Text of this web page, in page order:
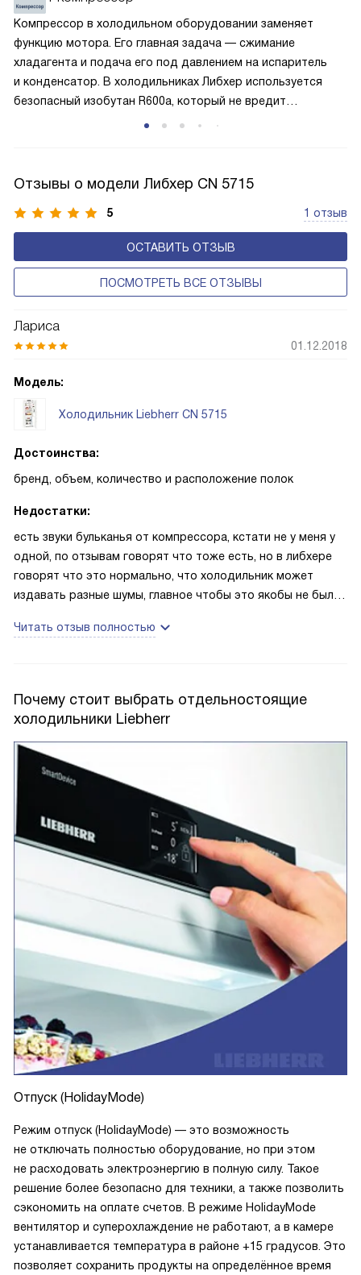
устанавливается температура в районе +15 градусов. Это
позволяет сохранить продукты на определённое время
и избежать появление неприятных запахов.
Компрессор в холодильном оборудовании заменяет
функцию мотора. Его главная задача — сжимание
хладагента и подача его под давлением на испаритель
и конденсатор. В холодильниках Либхер используется
безопасный изобутан R600a, который не вредит
окружающей среде. Компрессор перегоняет его
и быстрее происходит охлаждение, затрачивается
Отзывы о модели Либхер CN 5715
5 1 отзыв
ОСТАВИТЬ ОТЗЫВ
ПОСМОТРЕТЬ ВСЕ ОТЗЫВЫ
Лариса
01.12.2018
Модель:
Холодильник Liebherr CN 5715
Достоинства:
бренд, объем, количество и расположение полок
Недостатки:
есть звуки бульканья от компрессора, кстати не у меня у
одной, по отзывам говорят что тоже есть, но в либхере
говорят что это нормально, что холодильник может
издавать разные шумы, главное чтобы это якобы не было
так или иначе
Читать отзыв полностью
Почему стоит выбрать отдельностоящие
холодильники Liebherr
Отпуск (HolidayMode)
Режим отпуск (HolidayMode) — это возможность
не отключать полностью оборудование, но при этом
не расходовать электроэнергию в полную силу. Такое
решение более безопасно для техники, а также позволить
сэкономить на оплате счетов. В режиме HolidayMode
вентилятор и суперохлаждение не работают, а в камере
устанавливается температура в районе +15 градусов. Это
позволяет сохранить продукты на определённое время